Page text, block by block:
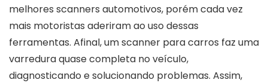
melhores scanners automotivos, porém cada vez
mais motoristas aderiram ao uso dessas
ferramentas. Afinal, um scanner para carros faz uma
varredura quase completa no veículo,
diagnosticando e solucionando problemas. Assim,